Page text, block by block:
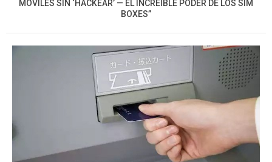
MÓVILES SIN ‘HACKEAR’ — EL INCREÍBLE PODER DE LOS SIM
BOXES”